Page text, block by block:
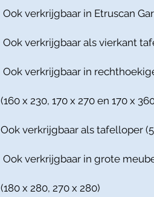
Ook verkrijgbaar in Etruscan
Ook verkrijgbaar als vierkant
Ook verkrijgbaar in
(160 x 230, 170 x 270 en 170 x
Ook verkrijgbaar als tafelloper
Ook verkrijgbaar in grote
(180 x 280, 270 x 280)